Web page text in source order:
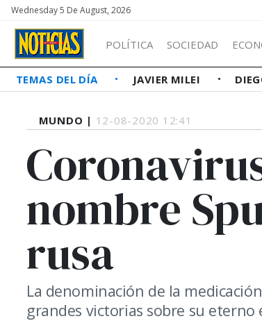
Wednesday 5 De August, 2026
POLÍTICA SOCIEDAD
TEMAS DEL DÍA JAVIER MILEI
MUNDO | 12-08-2020 12:41
nombre
rusa
La denominación de la
grandes victorias sobre su eterno